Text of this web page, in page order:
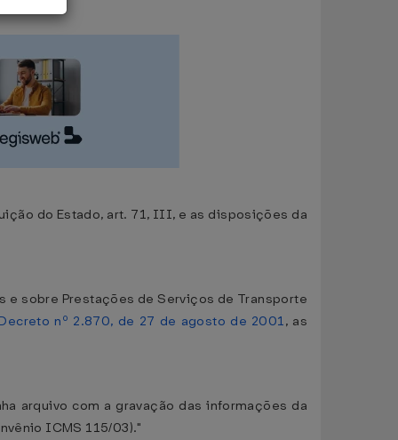
do Estado, art. 71, III, e as disposições da
e sobre Prestações de Serviços de Transporte
nº 2.870, de 27 de agosto de 2001, as
arquivo com a gravação das informações da
ICMS 115/03)."